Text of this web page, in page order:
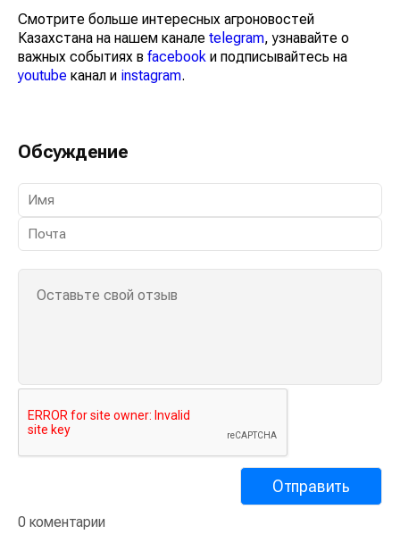
Смотрите больше интересных агроновостей
Казахстана на нашем канале telegram, узнавайте о
важных событиях в facebook и подписывайтесь на
youtube канал и instagram.
Обсуждение
0 коментарии